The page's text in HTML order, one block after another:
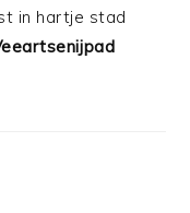
in hartje stad